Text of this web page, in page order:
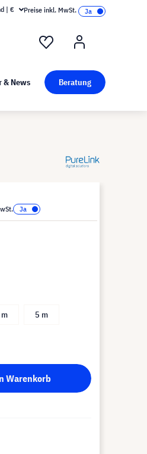
| € Preise inkl. MwSt.
& News Beratung
5 m
Warenkorb